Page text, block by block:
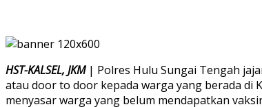
HST-KALSEL, JKM| Polres Hulu Sungai Tengah
atau door to door kepada warga yang berada di
menyasar warga yang belum mendapatkan